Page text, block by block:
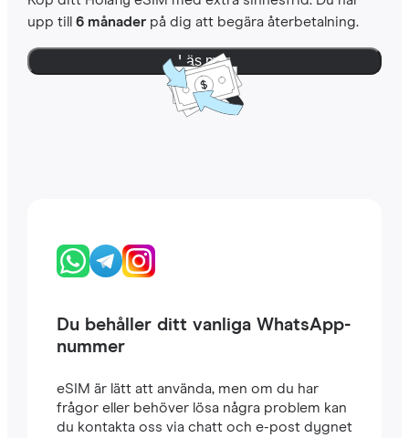
upp till 6 månaderpå dig att begära återbetalning.
Läs mer
Du behåller ditt vanliga WhatsApp-
nummer
eSIM är lätt att använda, men om du har
frågor eller behöver lösa några problem kan
du kontakta oss via chatt och e-post dygnet